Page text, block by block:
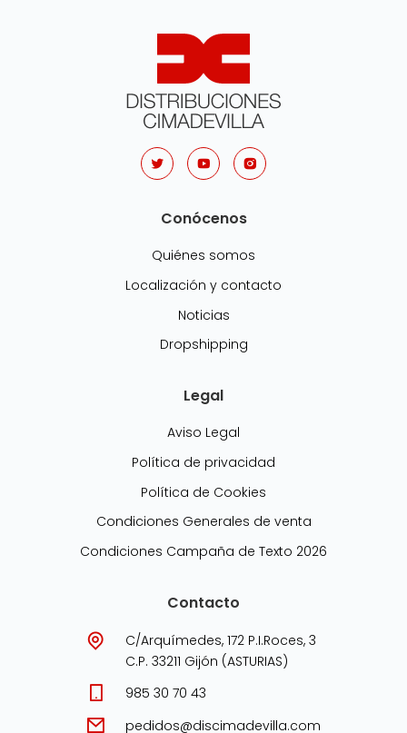
Conócenos
Quiénes somos
Localización y contacto
Noticias
Dropshipping
Legal
Aviso Legal
Política de privacidad
Política de Cookies
Condiciones Generales de venta
Condiciones Campaña de Texto 2026
Contacto
C/Arquímedes, 172 P.I.Roces, 3
C.P. 33211 Gijón (ASTURIAS)
985 30 70 43
pedidos@discimadevilla.com